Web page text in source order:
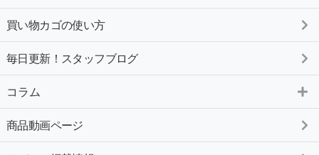
買い物カゴの使い方
毎日更新！スタッフブログ
コラム
商品動画ページ